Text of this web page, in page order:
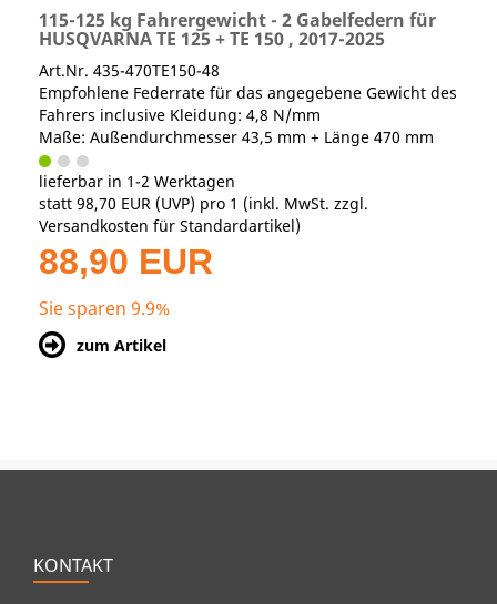
115-125 kg Fahrergewicht - 2 Gabelfedern für
HUSQVARNA TE 125 + TE 150 , 2017-2025
Art.Nr. 435-470TE150-48
Empfohlene Federrate für das angegebene Gewicht des
Fahrers inclusive Kleidung: 4,8 N/mm
Maße: Außendurchmesser 43,5 mm + Länge 470 mm
lieferbar in 1-2 Werktagen
statt 98,70 EUR (UVP) pro 1 (inkl. MwSt. zzgl.
Versandkosten für Standardartikel)
88,90 EUR
Sie sparen 9.9%
zum Artikel
KONTAKT